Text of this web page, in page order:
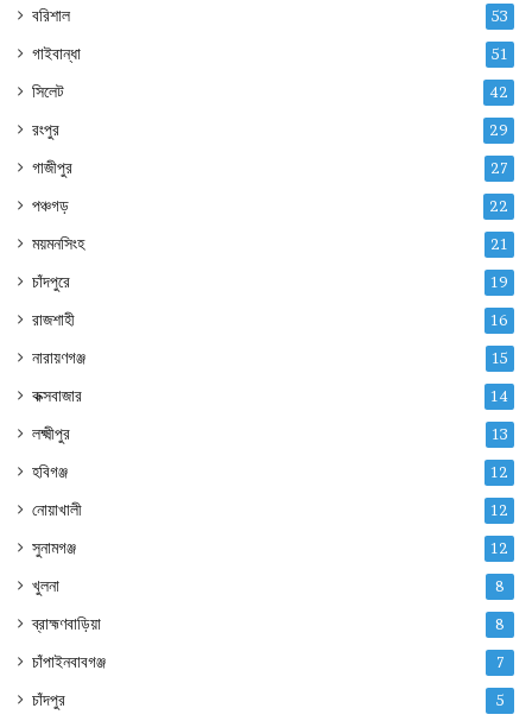
বরিশাল 53
গাইবান্ধা 51
সিলেট 42
রংপুর 29
গাজীপুর 27
পঞ্চগড় 22
ময়মনসিংহ 21
চাঁদপুরে 19
রাজশাহী 16
নারায়ণগঞ্জ 15
কক্সবাজার 14
লক্ষ্মীপুর 13
হবিগঞ্জ 12
নোয়াখালী 12
সুনামগঞ্জ 12
খুলনা 8
ব্রাহ্মণবাড়িয়া 8
চাঁপাইনবাবগঞ্জ 7
চাঁদপুর 5